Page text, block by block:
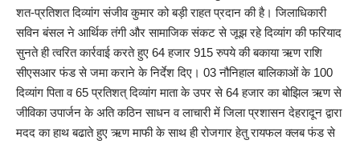
शत-प्रतिशत दिव्यांग संजीव कुमार को बड़ी राहत प्रदान की है। जिलाधिकारी
सविन बंसल ने आर्थिक तंगी और सामाजिक संकट से जूझ रहे दिव्यांग की फरियाद
सुनते ही त्वरित कार्रवाई करते हुए 64 हजार 915 रुपये की बकाया ऋण राशि
सीएसआर फंड से जमा कराने के निर्देश दिए। 03 नौनिहाल बालिकाओं के 100
दिव्यांग पिता व 65 प्रतिशत् दिव्यांग माता के उपर से 64 हजार का बोझिल ऋण से
जीविका उपार्जन के अति कठिन साधन व लाचारी में जिला प्रशासन देहरादून द्वारा
मदद का हाथ बढाते हुए ऋण माफी के साथ ही रोजगार हेतु रायफल क्लब फंड से